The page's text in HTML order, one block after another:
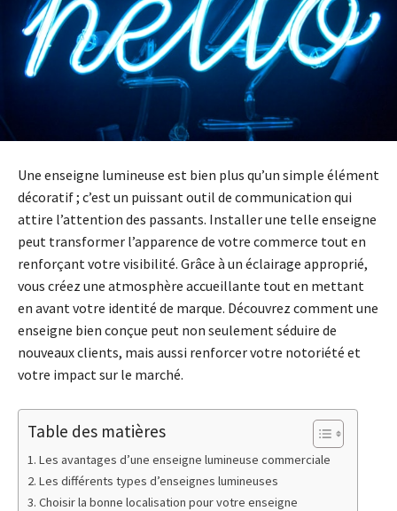
Une enseigne lumineuse est bien plus qu’un simple élément
décoratif ; c’est un puissant outil de communication qui
attire l’attention des passants. Installer une telle enseigne
peut transformer l’apparence de votre commerce tout en
renforçant votre visibilité. Grâce à un éclairage approprié,
vous créez une atmosphère accueillante tout en mettant
en avant votre identité de marque. Découvrez comment une
enseigne bien conçue peut non seulement séduire de
nouveaux clients, mais aussi renforcer votre notoriété et
votre impact sur le marché.
Table des matières
Les avantages d’une enseigne lumineuse commerciale
Les différents types d’enseignes lumineuses
Choisir la bonne localisation pour votre enseigne